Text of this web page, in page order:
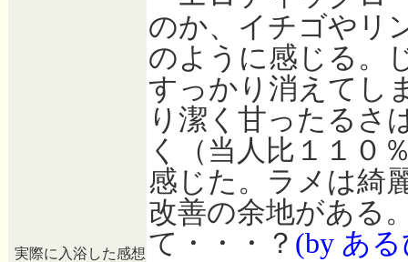
実際に入浴した感想
のか、イチゴやリ
のように感じる。
すっかり消えてし
り潔く甘ったるさ
く（当人比１１０
感じた。ラメは綺
改善の余地がある
て・・・？ (by あ